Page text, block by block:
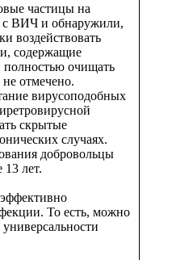
частицы на
с ВИЧ и обнаружили,
воздействовать
содержащие
очищать
отмечено.
вирусоподобных
скрытые
случаях.
добровольцы
лет.
То есть, можно